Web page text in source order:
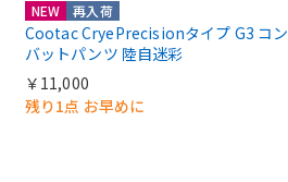
NEW 再入荷
Cootac CryePrecisionタイプ G3 コン
バットパンツ 陸自迷彩
￥11,000
残り1点 お早めに